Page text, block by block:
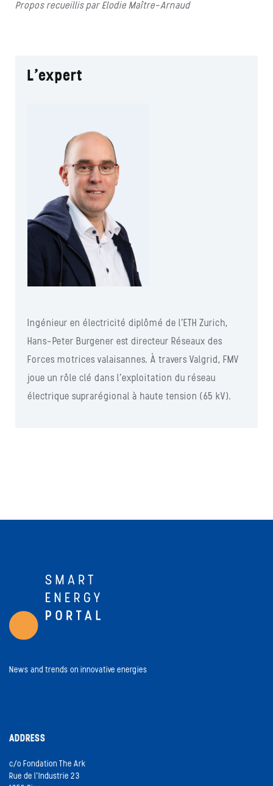
Propos recueillis par Elodie Maître-Arnaud
L’expert
Ingénieur en électricité diplômé de l’ETH Zurich,
Hans-Peter Burgener est directeur Réseaux des
Forces motrices valaisannes. À travers Valgrid, FMV
joue un rôle clé dans l’exploitation du réseau
électrique suprarégional à haute tension (65 kV).
News and trends on innovative energies
ADDRESS
c/o Fondation The Ark
Rue de l’Industrie 23